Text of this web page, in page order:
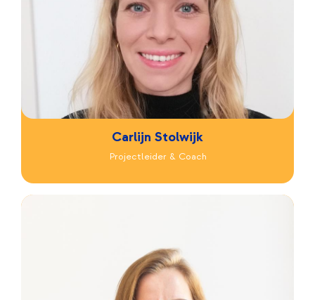
Carlijn Stolwijk
Projectleider & Coach